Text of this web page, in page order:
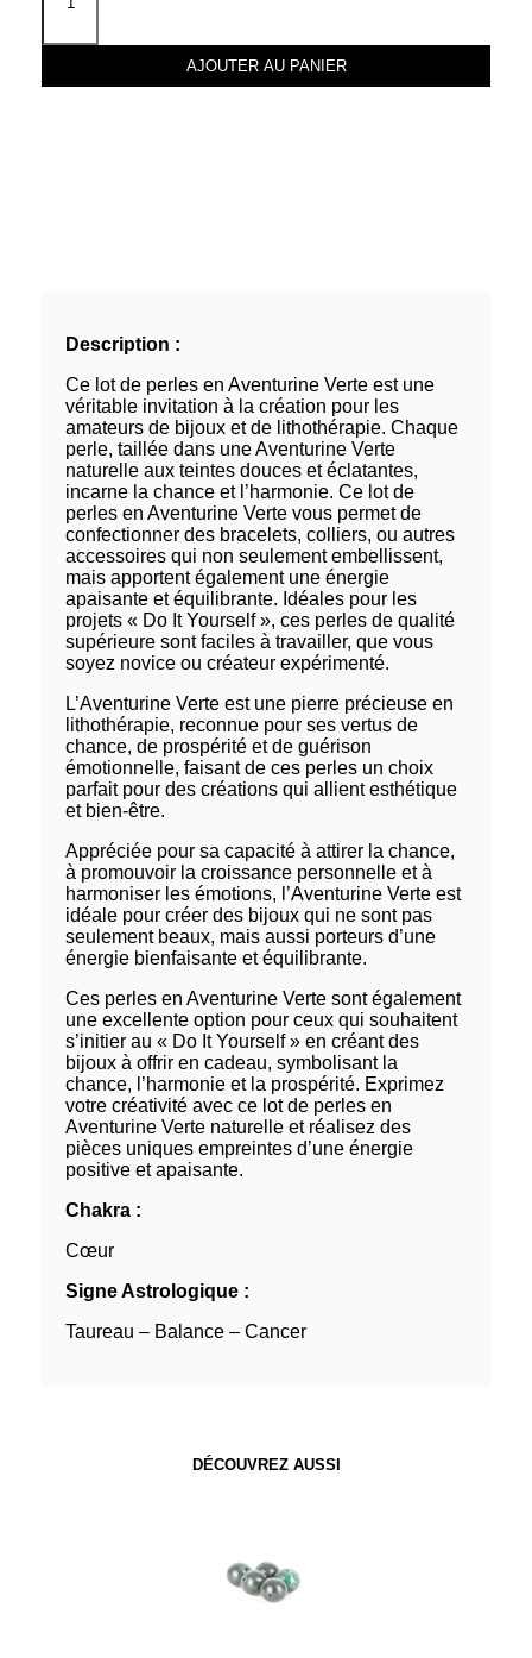
AJOUTER AU PANIER
Description :
Ce lot de perles en Aventurine Verte est une
véritable invitation à la création pour les
amateurs de bijoux et de lithothérapie. Chaque
perle, taillée dans une Aventurine Verte
naturelle aux teintes douces et éclatantes,
incarne la chance et l’harmonie. Ce lot de
perles en Aventurine Verte vous permet de
confectionner des bracelets, colliers, ou autres
accessoires qui non seulement embellissent,
mais apportent également une énergie
apaisante et équilibrante. Idéales pour les
projets « Do It Yourself », ces perles de qualité
supérieure sont faciles à travailler, que vous
soyez novice ou créateur expérimenté.
L’Aventurine Verte est une pierre précieuse en
lithothérapie, reconnue pour ses vertus de
chance, de prospérité et de guérison
émotionnelle, faisant de ces perles un choix
parfait pour des créations qui allient esthétique
et bien-être.
Appréciée pour sa capacité à attirer la chance,
à promouvoir la croissance personnelle et à
harmoniser les émotions, l’Aventurine Verte est
idéale pour créer des bijoux qui ne sont pas
seulement beaux, mais aussi porteurs d’une
énergie bienfaisante et équilibrante.
Ces perles en Aventurine Verte sont également
une excellente option pour ceux qui souhaitent
s’initier au « Do It Yourself » en créant des
bijoux à offrir en cadeau, symbolisant la
chance, l’harmonie et la prospérité. Exprimez
votre créativité avec ce lot de perles en
Aventurine Verte naturelle et réalisez des
pièces uniques empreintes d’une énergie
positive et apaisante.
Chakra :
Cœur
Signe Astrologique :
Taureau – Balance – Cancer
DÉCOUVREZ AUSSI